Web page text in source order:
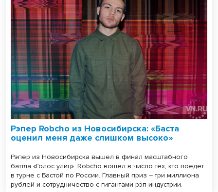
Рэпер Robcho из Новосибирска: «Баста
оценил меня даже слишком высоко»
Рэпер из Новосибирска вышел в финал масштабного
баттла «Голос улиц». Robcho вошел в число тех, кто поедет
в турне с Бастой по России. Главный приз – три миллиона
рублей и сотрудничество с гигантами рэп-индустрии.